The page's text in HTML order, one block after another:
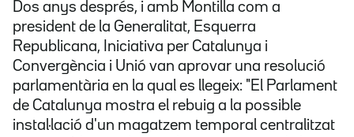
Dos anys després, i amb Montilla com a
president de la Generalitat, Esquerra
Republicana, Iniciativa per Catalunya i
Convergència i Unió van aprovar una resolució
parlamentària en la qual es llegeix: "El Parlament
de Catalunya mostra el rebuig a la possible
instal·lació d'un magatzem temporal centralitzat